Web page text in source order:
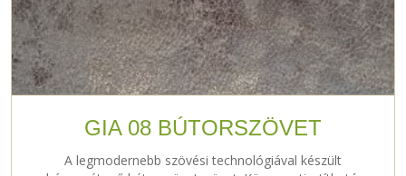
GIA 08 BÚTORSZÖVET
A legmodernebb szövési technológiával készült